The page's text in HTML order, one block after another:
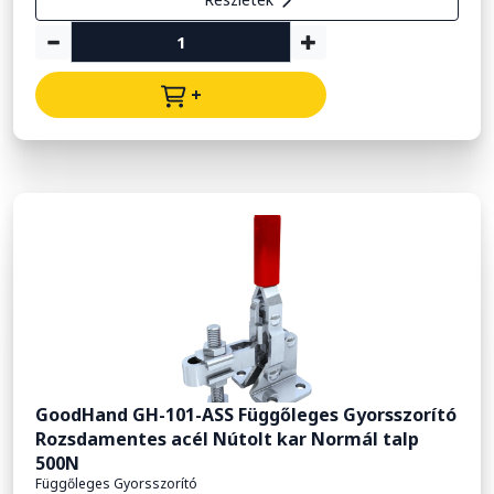
+
GoodHand GH-101-ASS Függőleges Gyorsszorító
Rozsdamentes acél Nútolt kar Normál talp
500N
Függőleges Gyorsszorító